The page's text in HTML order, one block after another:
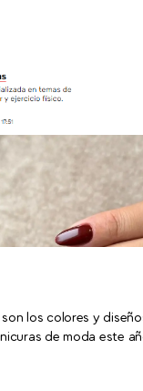
los colores y
de moda este